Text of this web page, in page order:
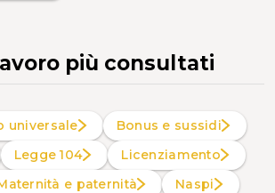
più consultati
universale
Bonus e sussidi
Legge 104
Licenziamento
Maternità e paternità
Naspi